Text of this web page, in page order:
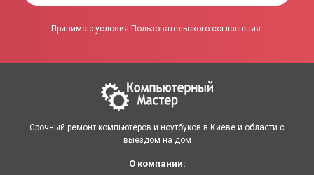
Принимаю условия Пользовательского соглашения.
Срочный ремонт компьютеров и ноутбуков в Киеве и области с
выездом на дом
О компании: